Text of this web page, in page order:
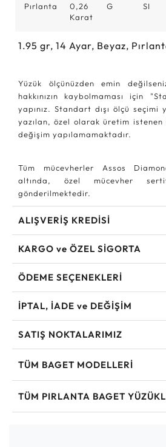
Pırlanta
0,26
Karat
G SI
1.95 gr, 14 Ayar, Beyaz,
Yüzük ölçünüzden emin
hakkınızın kaybolmaması için
yapınız. Standart dışı ölçü seçimi
yazılan, özel olarak üretim
değişim yapılamamaktadır.
Tüm mücevherler Assos
altında, özel mücevher
gönderilmektedir.
ALIŞVERİŞ KREDİSİ
KARGO ve ÖZEL SİGORTA
ÖDEME SEÇENEKLERİ
İPTAL, İADE ve DEĞİŞİM
SATIŞ NOKTALARIMIZ
TÜM BAGET MODELLERI
TÜM PIRLANTA BAGET